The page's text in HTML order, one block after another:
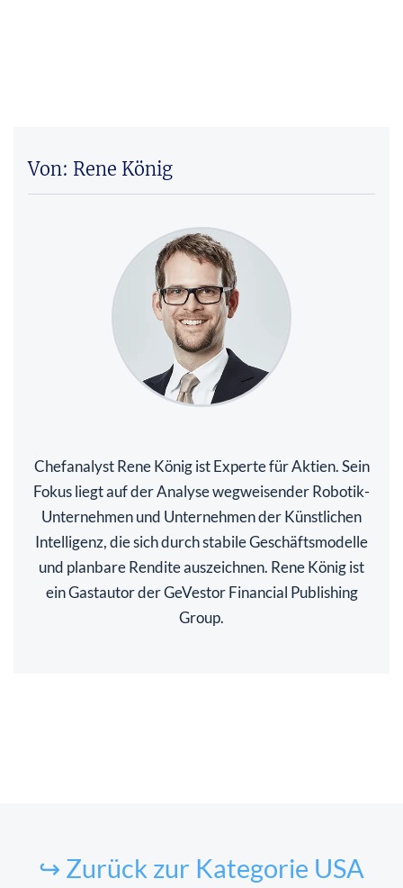
Von: Rene König
Chefanalyst Rene König ist Experte für Aktien. Sein
Fokus liegt auf der Analyse wegweisender Robotik-
Unternehmen und Unternehmen der Künstlichen
Intelligenz, die sich durch stabile Geschäftsmodelle
und planbare Rendite auszeichnen. Rene König ist
ein Gastautor der GeVestor Financial Publishing
Group.
↪ Zurück zur Kategorie USA